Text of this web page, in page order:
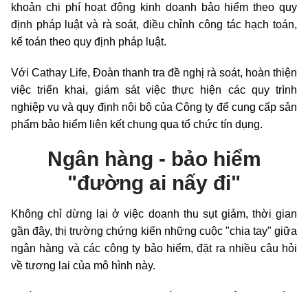
khoản chi phí hoạt động kinh doanh bảo hiểm theo quy
định pháp luật và rà soát, điều chỉnh công tác hạch toán,
kế toán theo quy định pháp luật.
Với Cathay Life, Đoàn thanh tra đề nghị rà soát, hoàn thiện
việc triển khai, giám sát việc thực hiện các quy trình
nghiệp vụ và quy định nội bộ của Công ty để cung cấp sản
phẩm bảo hiểm liên kết chung qua tổ chức tín dụng.
Ngân hàng - bảo hiểm
"đường ai nấy đi"
Không chỉ dừng lại ở việc doanh thu sụt giảm, thời gian
gần đây, thị trường chứng kiến những cuộc "chia tay" giữa
ngân hàng và các công ty bảo hiểm, đặt ra nhiều câu hỏi
về tương lai của mô hình này.